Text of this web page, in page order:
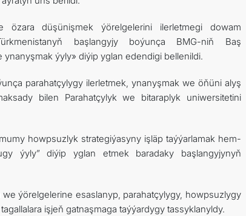
özara düşünişmek ýörelgelerini ilerletmegi dowam
başlangyjy boýunça BMG-niň Baş
ýyly» diýip yglan edendigi bellenildi.
parahatçylygy ilerletmek, ynanyşmak we öňüni alyş
bilen Parahatçylyk we bitaraplyk uniwersitetini
howpsuzlyk strategiýasyny işläp taýýarlamak hem-
ýyly” diýip yglan etmek baradaky başlangyjynyň
ýörelgelerine esaslanyp, parahatçylygy, howpsuzlygy
işjeň gatnaşmaga taýýardygy tassyklanyldy.